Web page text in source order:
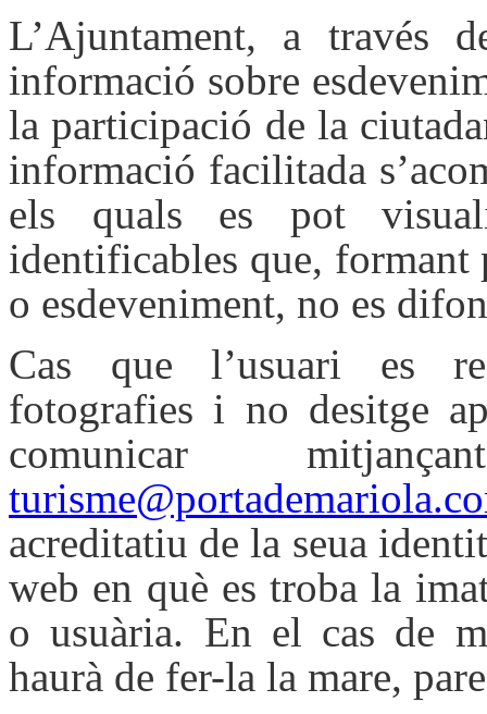
L’Ajuntament, a través
informació sobre
la participació de la
informació facilitada
els quals es pot
identificables que,
o esdeveniment, no es
Cas que l’usuari es
fotografies i no desitge
comunicar
acreditatiu de la seua
web en què es troba la
o usuària. En el cas de
haurà de fer-la la mare,